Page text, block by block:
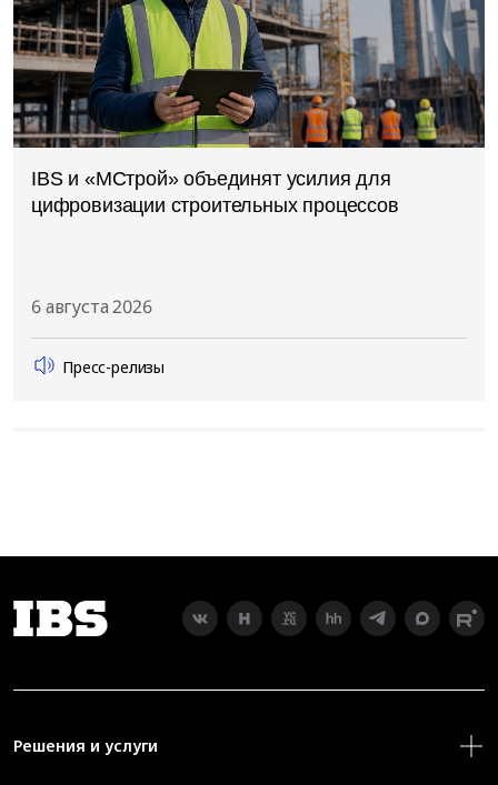
IBS и «МСтрой» объединят усилия для
цифровизации строительных процессов
6 августа 2026
Пресс-релизы
Решения и услуги